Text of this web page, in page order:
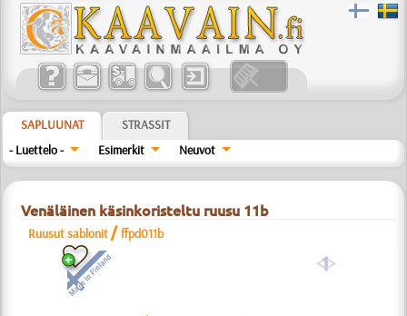
SAPLUUNAT
STRASSIT
- Luettelo -
Esimerkit Neuvot
Venäläinen käsinkoristeltu ruusu 11b
Ruusut sablonit /ffpd011b
a